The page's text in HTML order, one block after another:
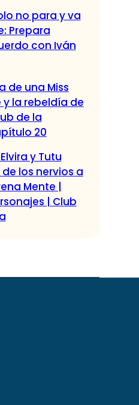
no para y va
Prepara
con Iván
de una Miss
y la rebeldía de
de la
20
y Tutu
los nervios a
Mente |
| Club